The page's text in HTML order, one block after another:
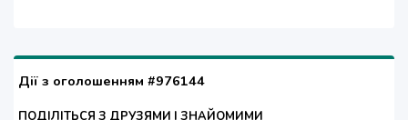
Дії з оголошенням #976144
ПОДІЛІТЬСЯ З ДРУЗЯМИ І ЗНАЙОМИМИ